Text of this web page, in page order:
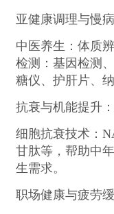
亚健康调理与慢
中医养生：体质
检测：基因检测
糖仪、护肝片、
抗衰与机能提升：
细胞抗衰技术：
甘肽等，帮助中
生需求。
职场健康与疲劳